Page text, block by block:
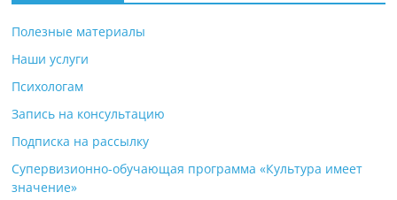
Полезные материалы
Наши услуги
Психологам
Запись на консультацию
Подписка на рассылку
Супервизионно-обучающая программа «Культура имеет
значение»